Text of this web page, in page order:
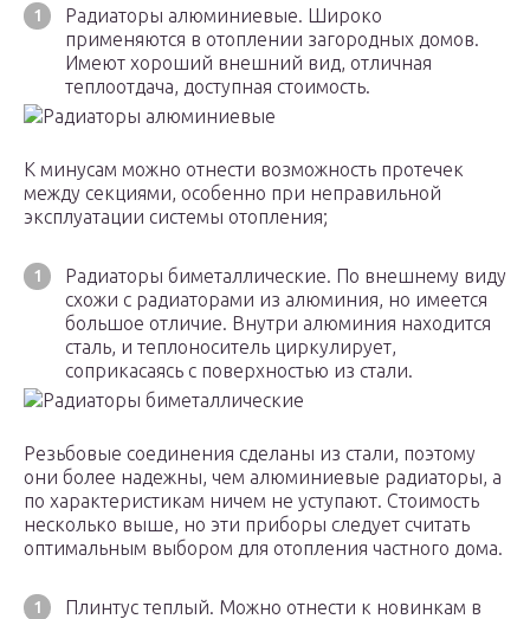
Радиаторы алюминиевые. Широко
применяются в отоплении загородных домов.
Имеют хороший внешний вид, отличная
теплоотдача, доступная стоимость.
Радиаторы алюминиевые
К минусам можно отнести возможность протечек
между секциями, особенно при неправильной
эксплуатации системы отопления;
Радиаторы биметаллические. По внешнему виду
схожи с радиаторами из алюминия, но имеется
большое отличие. Внутри алюминия находится
сталь, и теплоноситель циркулирует,
соприкасаясь с поверхностью из стали.
Радиаторы биметаллические
Резьбовые соединения сделаны из стали, поэтому
они более надежны, чем алюминиевые радиаторы, а
по характеристикам ничем не уступают. Стоимость
несколько выше, но эти приборы следует считать
оптимальным выбором для отопления частного дома.
Плинтус теплый. Можно отнести к новинкам в